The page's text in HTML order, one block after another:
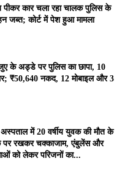
पीकर कार चला रहा चालक पुलिस के
जब्त; कोर्ट में पेश हुआ मामला
के अड्डे पर पुलिस का छापा, 10
₹50,640 नकद, 12 मोबाइल और 3
अस्पताल में 20 वर्षीय युवक की मौत के
पर रखकर चक्काजाम, एंबुलेंस और
को लेकर परिजनों का...